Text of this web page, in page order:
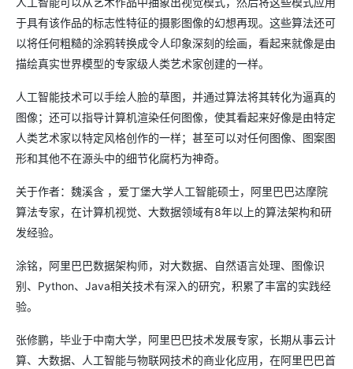
于具有该作品的标志性特征的摄影图像的幻想再现。这些算法还可
以将任何粗糙的涂鸦转换成令人印象深刻的绘画，看起来就像是由
描绘真实世界模型的专家级人类艺术家创建的一样。
人工智能技术可以手绘人脸的草图，并通过算法将其转化为逼真的
图像；还可以指导计算机渲染任何图像，使其看起来好像是由特定
人类艺术家以特定风格创作的一样；甚至可以对任何图像、图案图
形和其他不在源头中的细节化腐朽为神奇。
关于作者：魏溪含 ，爱丁堡大学人工智能硕士，阿里巴巴达摩院
算法专家，在计算机视觉、大数据领域有8年以上的算法架构和研
发经验。
涂铭，阿里巴巴数据架构师，对大数据、自然语言处理、图像识
别、Python、Java相关技术有深入的研究，积累了丰富的实践经
验。
张修鹏，毕业于中南大学，阿里巴巴技术发展专家，长期从事云计
算、大数据、人工智能与物联网技术的商业化应用，在阿里巴巴首